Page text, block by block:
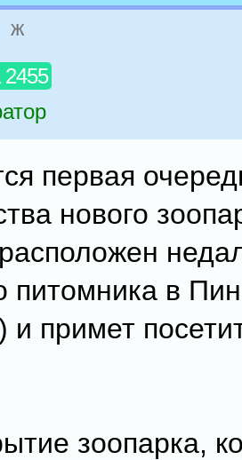
ж
первая
нового
питомника в
и примет
зоопарка,